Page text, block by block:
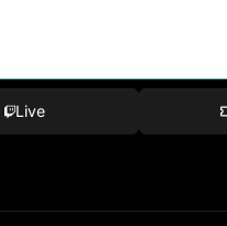
Live